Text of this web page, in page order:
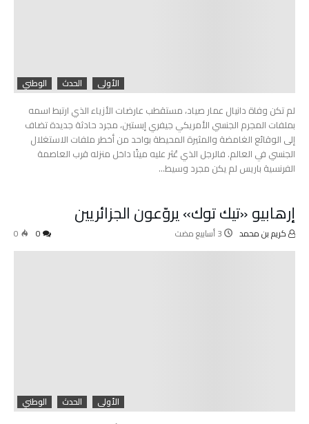
الأولى الحدث الوطني
لم تكن وفاة دانيال عمار صياد، مستقطب عارضات الأزياء الذي ارتبط اسمه
بملفات المجرم الجنسي الأمريكي جيفري إبستين، مجرد حادثة جديدة تضاف
إلى الوقائع الغامضة والمثيرة المحيطة بواحد من أخطر ملفات الاستغلال
الجنسي في العالم. فالرجل الذي عُثر عليه ميتًا داخل منزله قرب العاصمة
الفرنسية باريس لم يكن مجرد وسيط…
إرهابيو «تيك توك» يروّعون الجزائريين
كريم بن محمد 0
الأولى الحدث الوطني